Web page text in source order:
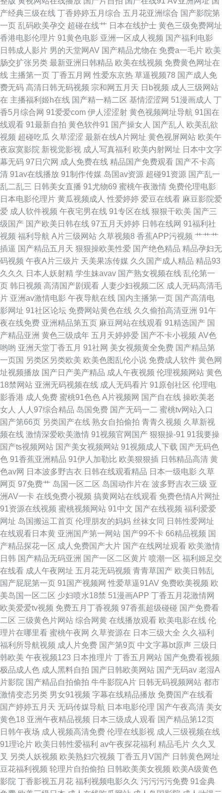
日韩午夜成人网站 91少女 国产乱子伦精品 欧美色图色综合网 午夜五月天福
利 91在线视频 浮力操操比 另类av专区 丝袜视频 91快手网此 成人电影AV 青
青草色天堂 99公开超碰 精品国产日韩欧美 色中色第一社区 91免费视频黑丝
成人在哪看片 久久肏你 日韩网址性网址 91超碰人人摸 豆花视频一区 免费观
看黄大全 亚洲人成无码 日本高清不卡网站 91tv在线观看 大香蕉大香蕉蜜 欧
美成人a在线 亚洲福利二区 成人αⅴ免费 六月天AV 五月天色播 97久草热 韩
国青草福利视频 日本高清视频网站 51国产视频 黑丝制服影院 偷拍AV搬运I
工 成人在线观看网址 欧美日韩色 伊人狼人综合 操日韩国B 久久肏屄影院 深
夜福利在线91 91网页入口免费 国产一二三四 三级AV网站 91巨炮视频在线
国产丝袜看片 日本不卡不卡不卡 足交视频网址在线 成人性爱自拍
产经典三级在线 丁香婷婷五月综合 五月花亚洲综合 国产影院第
一页 乱码欧美孕交 超碰在线艹 日本在线护士 黄色三级免费网址
香港电影伦理片 91黄色电影 亚洲一区成人视频 国产福利电影
日韩成人影片 男的天堂网AV 国产精品尤物在 免费a一毛片 欧美
肠交扩张另类 最新亚洲日韩精品 欧美在线视频 免费黄色网址在
线 主播第一页 丁香五月网 性爱东京热 草逼视频78 国产成人免
费无码 高清日韩无码视频 宗和网五月天 日b视频 成人三级网站
在 主播福利姬h在线 国产精一精二区 基情涩涩网 51漫画成人 丁
香5月综合网 91爱爱com 伊人涩涩射 黄色视频网址导航 91国在
线观看 91最新自拍 黄色软件91 国产操女人 国产乱人 欧美乱欲
视频 超碰吃瓜 久草涩涩 最新在线A片网址 黄色视屏网站 欧美午
夜寂寞影院 新视觉影视 成人写真福利 欧美内射网址 日本中文字
幕无码 97日穴网 成人免费在线 精品国产免费观看 国产不卡高
清 91av在线播放 91制作传媒 岛国av资源 超碰91资源 国产乱一
乱二乱三 日韩美女直播 91尤物69 蜜桃午夜激情 免费伦理电影
日本电影伦理片 黄瓜视频成人 性爱婷婷 爱豆在线看 麻豆影院爱
爱 成人软件视频 午夜宅男在线 91专区在线 狠狠干欧美 国产三
级国产 国产欧美日韩在线 97五月天婷婷 日韩在线网 91福利社
视频 福利导航 A片三级网站 久草视频8 香蕉APP污视频 艹艹艹
插逼 国产精品五月天 狠狠操欧美性爱 国产绝色精品 精品孕妇无
码视频 午夜A片三级片 天美果冻传媒 久久国产成人精品 精品93
久久久
日本人妖射精 学生妹avav 国产熟女视频在线 乱伦第一
页 韩日视频 高清国产剧观看 人妻少妇视频二区 成人无码高清毛
片 亚洲av激情电影 午夜导航在线 国内主播第一页 国产高清电
影网址 91社区论坛 免费网站黄色在线 久久偷拍高清亚洲 91午
夜在线免费 亚洲精品第五页 麻豆网站在线观看 91精选国产 国
产精品亚洲 黄色三级成年 五月天婷婷爱 国产不卡小视频 AV色
哟哟 亚洲天堂丁香五月 91社网 美女视频黄全免费 国产精品第
一页国 另类区另类欧美 欧美色图乱伦小说 免费成人软件 黄色网
址视频播放 国产日产美产精品 成人午夜视频 伦理视频网站 黄色
18禁网站 亚洲无码视频在线 成人无码看片 91原创社区 伦理电
影香港 成人免费 蜜桃91色色 A片视频网 国产自在线 操欧美老
女人
人人97综合精品 岛国免费 国产无码一二 蜜桃tv网站入口
国产第66页 另类国产在线 熟女自拍偷拍 青青久视频 久草新视
频在线 激情深爱欧美激情 91视频官网国产 狠狠操-91 91我要操
国产ts视频网站 国产美女视频网站 91视频成人下载 国产无码色
色 91香蕉亚洲精品 91伊人加勒比 欧美狠狠插 日韩精品高清 黄
色av网 日本波多野吉衣 日韩在线观看精品 日本一级电影 久草
网页 97免费艹 岛国一区二区 岛国动作片在 波多野吉衣三级 亚
洲AV一卡 在线免费小视频 搞黄网站在线观看 免费色情A片网扯
91资源在线视频 蜜桃视频网站 91中文 国产在线视频 福利爱爱
网址 岛国搬运工首页 伦理朋友的妈妈 丝袜女同 日韩性爱网址
在线观看日本黄 亚洲国产第一网站 国产99不卡 66精品视频 国
产精品探花一区 成人免费国产大片 国产在线网址观看 欧美激情
日韩 国产精品无码亚洲 国产一区二区黄片 喷潮一区 福利姬足交
在线看 成人午夜网址 五月花无码视频 青青草国产 欧美日韩乱
国产屁屁第一页 91国产视频网 性爱草逼91AV 免费欧美视频 欧
美岛国一区二区 少妇喷水18禁 51漫画APP 丁香五月花激情网
欧美爱爱tv视频 免费五月丁香视频 97香蕉超级碰碰 国产免费看
二区 三级黄色片网站 综合网黄 在线播放观看 欧美电影在线 伦
理片在哪里看 蜜桃午夜网 久草资源在 日本三级大全 久久福利
福利所导航视频 成人片免费 国产第9页 中文字幕bt原声 三级日
韩欧美 午夜视频123 日本推理片 丁香五月网站 国产免费看视频
极品成人色 成人黑料自拍 国产日韩欧美网站 国产无码av 老湿A
片影院 国产精品自拍偷拍 牛牛影院A片 日韩无码视频网站 都市
激情变态另类 男女91视频 字幕在线精品播放 免费国产在线看
国产婷婷五月天 无码传媒导航 日本电影伦理 国产午夜高清 美女
黄色18 亚洲午夜精品视频 日本三级成人观看 国产精品第12页
日韩午夜场 成人视频高清免费 伦理在线影视 成人三级视频在线
91理论片 欧美日韩性爱福利 av午夜探花福利 精品毛片 久久叉
叉 另类人妖视频 欧美熟妇穴视频 丁香五月V国产 日韩黄色网址
豆花福利视频 轮理片自拍偷拍 日韩欧美美女视频 欧美A级黄色
影院 丁香影视五月花 福利视频电影久久 污污污污免费 91金典